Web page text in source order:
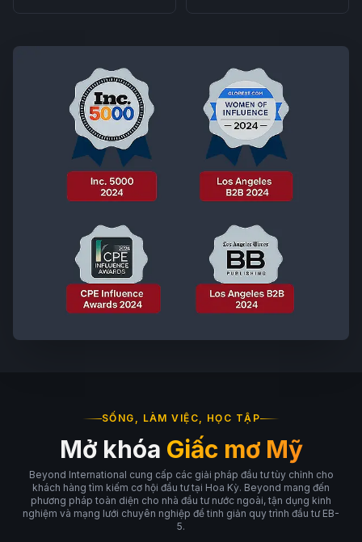
SỐNG, LÀM VIỆC, HỌC TẬP
Mở khóa Giấc mơ Mỹ
Beyond International cung cấp các giải pháp đầu tư tùy chỉnh cho
khách hàng tìm kiếm cơ hội đầu tư tại Hoa Kỳ. Beyond mang đến
phương pháp toàn diện cho nhà đầu tư nước ngoài, tận dụng kinh
nghiệm và mạng lưới chuyên nghiệp để tinh giản quy trình đầu tư EB-
5.